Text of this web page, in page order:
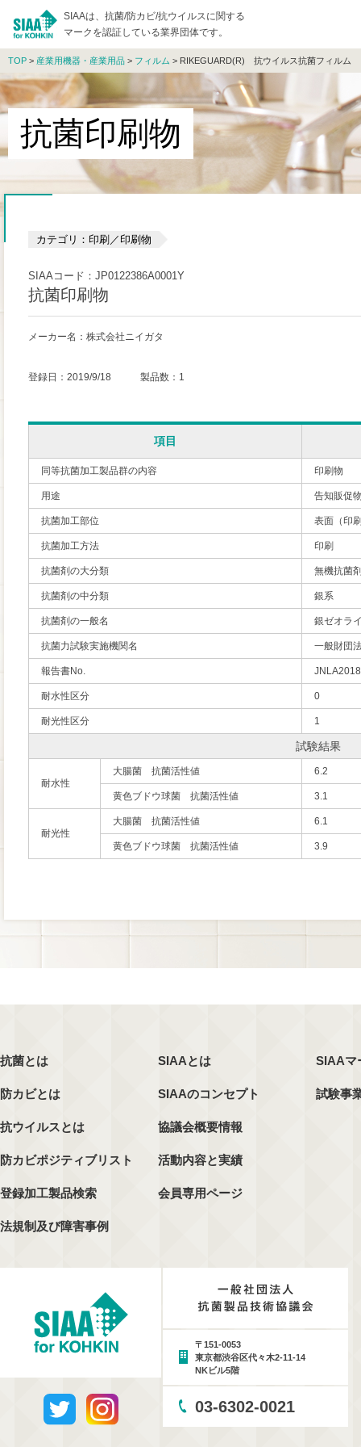
SIAAは、抗菌/防カビ/抗ウイルスに関する
マークを認証している業界団体です。
TOP > 産業用機器・産業用品 > フィルム > RIKEGUARD(R) 抗ウイルス抗菌フィルム
抗菌印刷物
カテゴリ：印刷／印刷物
SIAAコード：JP0122386A0001Y
抗菌印刷物
メーカー名：株式会社ニイガタ
登録日：2019/9/18 製品数：1
項目
同等抗菌加工製品群の内容 印刷物
用途 告知販促
抗菌加工部位 表面（印
抗菌加工方法 印刷
抗菌剤の大分類 無機抗菌
抗菌剤の中分類 銀系
抗菌剤の一般名 銀ゼオラ
抗菌力試験実施機関名 一般財団
報告書No.
耐水性区分 0
耐光性区分 1
試験結果
耐水性
大腸菌 抗菌活性値 6.2
黄色ブドウ球菌 抗菌活性値 3.1
耐光性
大腸菌 抗菌活性値 6.1
黄色ブドウ球菌 抗菌活性値 3.9
抗菌とは
防カビとは
抗ウイルスとは
防カビポジティブリスト
登録加工製品検索
法規制及び障害事例
SIAAとは
SIAAのコンセプト
協議会概要情報
活動内容と実績
会員専用ページ
SIAAマ
試験事
〒151-0053
東京都渋谷区代々木2-11-14
NKビル5階
03-6302-0021